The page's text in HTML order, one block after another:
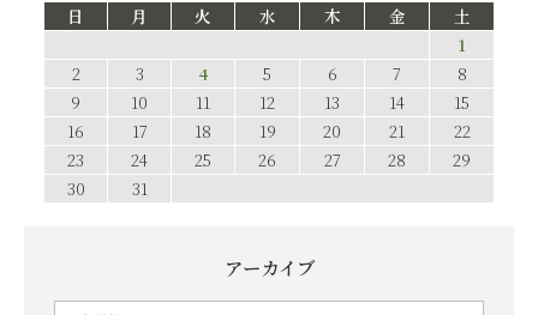
日 月 火 水 木 金
土
1
2
3 4 5 6 7
8
9
10 11 12 13 14
15
16
17 18 19 20 21
22
23
24 25 26 27 28
29
30
31
アーカイブ